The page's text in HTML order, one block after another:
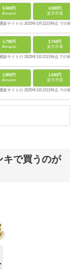
6,560円
Amazon
4,500円
楽天市場
販サイトの 2025年3月22日時点 での税
1,736円
Amazon
2,744円
楽天市場
販サイトの 2025年3月22日時点 での税
2,850円
Amazon
1,540円
楽天市場
販サイトの 2025年3月22日時点 での税
キで買うのが